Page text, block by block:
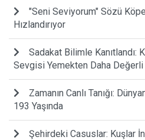
"Seni Seviyorum" Sözü
Hızlandırıyor
Sadakat Bilimle Kanıtlandı:
Sevgisi Yemekten Daha Değerli
Zamanın Canlı Tanığı:
193 Yaşında
Şehirdeki Casuslar: Kuşlar